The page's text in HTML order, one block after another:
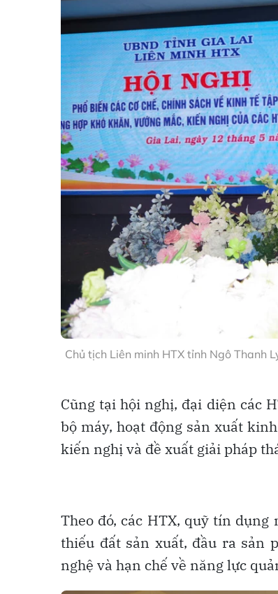
Chủ tịch Liên minh HTX tỉnh Ngô Thanh
Cũng tại hội nghị, đại diện các
bộ máy, hoạt động sản xuất
kiến nghị và đề xuất giải pháp
Theo đó, các HTX, quỹ tín
thiếu đất sản xuất, đầu ra sản
nghệ và hạn chế về năng lực